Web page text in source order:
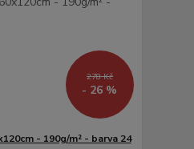
278 Kč
- 26 %
- 190g/m² - barva 24